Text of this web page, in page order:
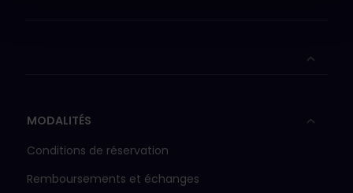
MODALITÉS
Conditions de réservation
Remboursements et échanges